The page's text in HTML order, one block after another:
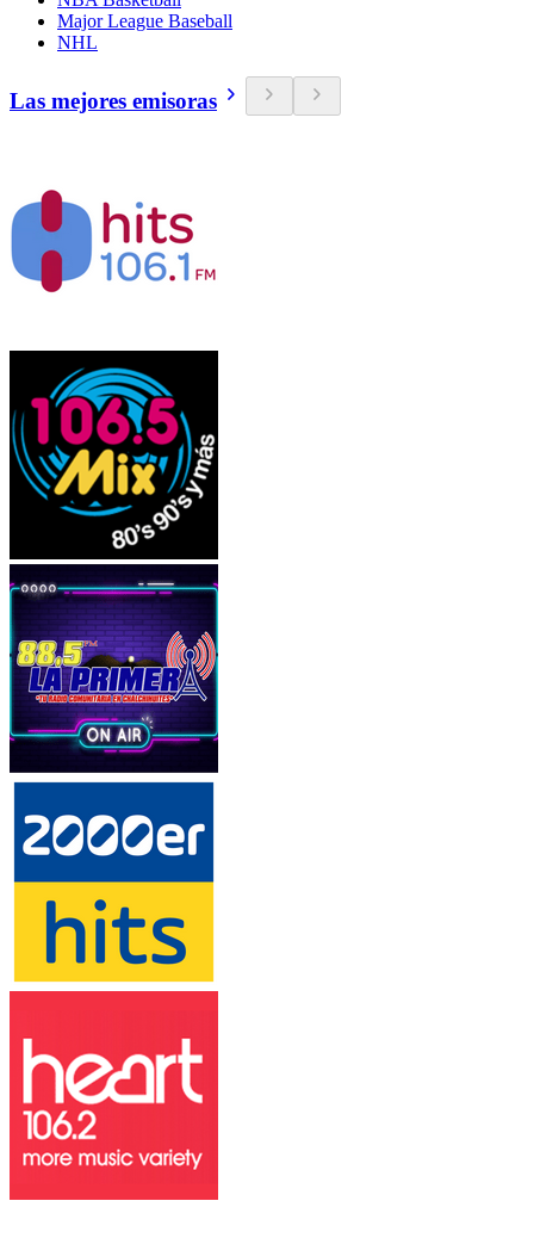
Major League Baseball
NHL
Las mejores emisoras